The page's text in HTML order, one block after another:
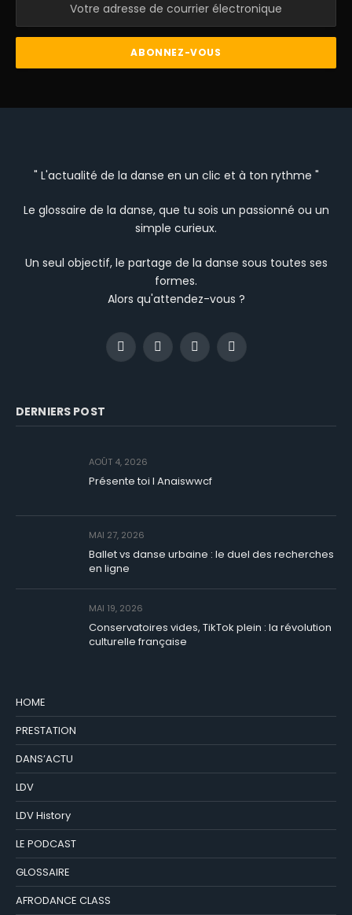
" L'actualité de la danse en un clic et à ton rythme "
Le glossaire de la danse, que tu sois un passionné ou un
simple curieux.
Un seul objectif, le partage de la danse sous toutes ses
formes.
Alors qu'attendez-vous ?
FacebookInstagramYouTubeTikTok
DERNIERS POST
AOÛT 4, 2026
Présente toi I Anaiswwcf
MAI 27, 2026
Ballet vs danse urbaine : le duel des recherches
en ligne
MAI 19, 2026
Conservatoires vides, TikTok plein : la révolution
culturelle française
HOME
PRESTATION
DANS’ACTU
LDV
LDV History
LE PODCAST
GLOSSAIRE
AFRODANCE CLASS